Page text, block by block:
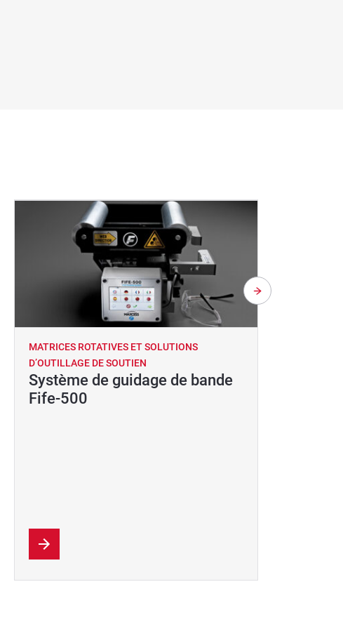
MATRICES ROTATIVES ET SOLUTIONS
D’OUTILLAGE DE SOUTIEN
Système de guidage de bande
Fife-500